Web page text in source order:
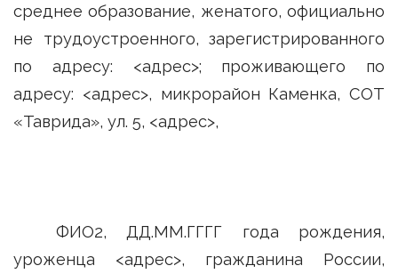
среднее образование, женатого, официально
не трудоустроенного, зарегистрированного
по адресу: <адрес>; проживающего по
адресу: <адрес>, микрорайон Каменка, СОТ
«Таврида», ул. 5, <адрес>,
ФИО2, ДД.ММ.ГГГГ года рождения,
уроженца <адрес>, гражданина России,